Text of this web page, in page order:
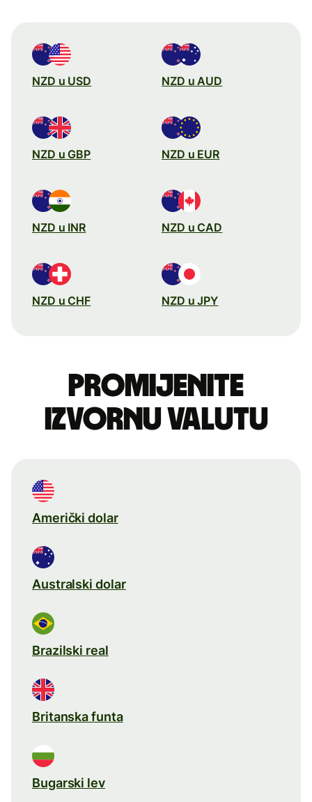
NZD u USD NZD u AUD
NZD u GBP NZD u EUR
NZD u INR NZD u CAD
NZD u CHF NZD u JPY
Promijenite
izvornu valutu
Američki dolar
Australski dolar
Brazilski real
Britanska funta
Bugarski lev